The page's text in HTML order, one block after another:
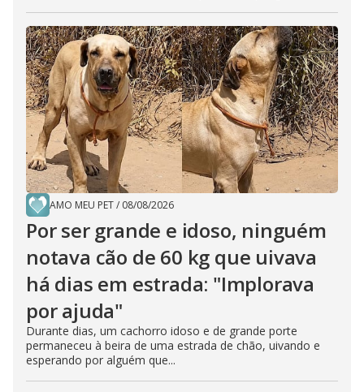
AMO MEU PET/ 08/08/2026
Por ser grande e idoso, ninguém
notava cão de 60 kg que uivava
há dias em estrada: "Implorava
por ajuda"
Durante dias, um cachorro idoso e de grande porte
permaneceu à beira de uma estrada de chão, uivando e
esperando por alguém que...